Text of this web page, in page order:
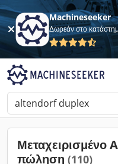
Machineseeker
Δωρεάν στο
πώληση (110)